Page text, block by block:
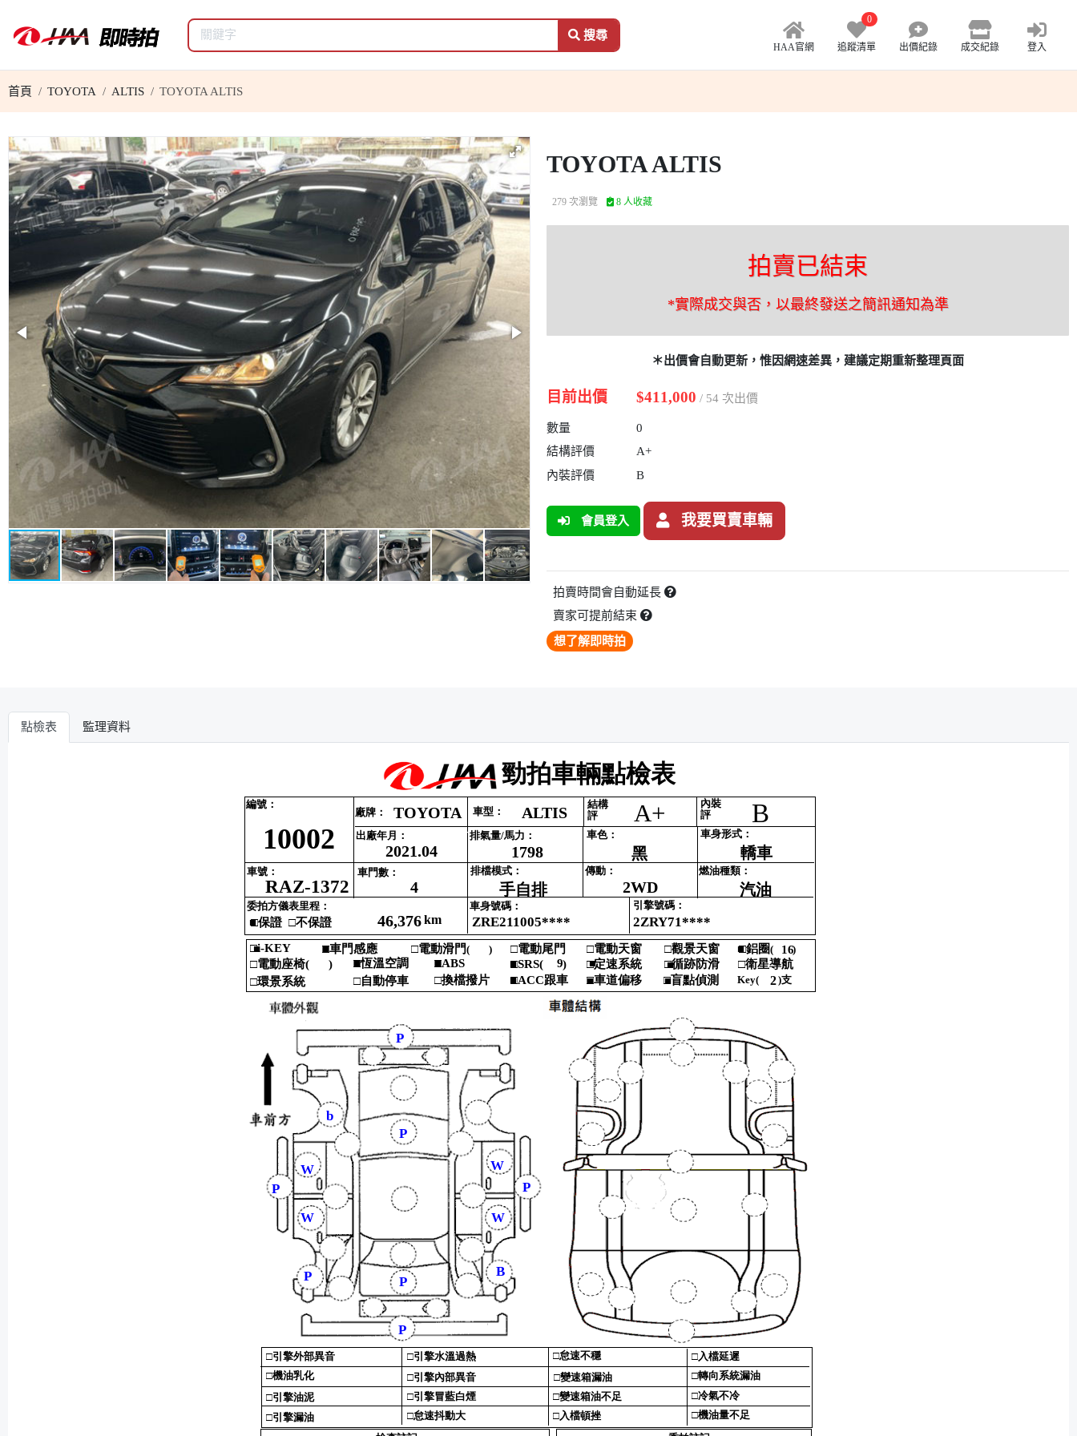
搜尋
HAA官網
0
追蹤清單 出價紀錄 成交紀錄 登入
首頁 TOYOTA ALTIS TOYOTA ALTIS
TOYOTA ALTIS
279 次瀏覽 8 人收藏
拍賣已結束
*實際成交與否，以最終發送之簡訊通知為準
＊出價會自動更新，惟因網速差異，建議定期重新整理頁面
目前出價 $411,000 / 54 次出價
數量
0
結構評價
A+
內裝評價
B
會員登入 我要買賣車輛
拍賣時間會自動延長
賣家可提前結束
想了解即時拍
點檢表 監理資料